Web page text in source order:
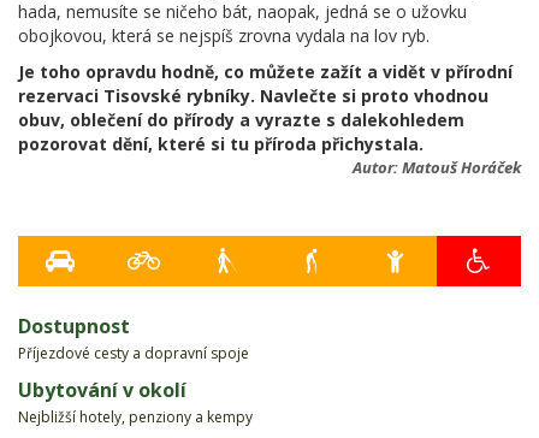
hada, nemusíte se ničeho bát, naopak, jedná se o užovku
obojkovou, která se nejspíš zrovna vydala na lov ryb.
Je toho opravdu hodně, co můžete zažít a vidět v přírodní
rezervaci Tisovské rybníky. Navlečte si proto vhodnou
obuv, oblečení do přírody a vyrazte s dalekohledem
pozorovat dění, které si tu příroda přichystala.
Autor:Matouš Horáček
Dostupnost
Příjezdové cesty a dopravní spoje
Ubytování v okolí
Nejbližší hotely, penziony a kempy